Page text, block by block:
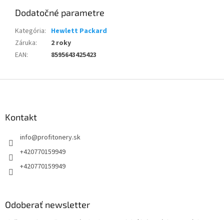
Dodatočné parametre
Kategória: Hewlett Packard
Záruka:
2 roky
EAN: 8595643425423
Kontakt
info@profitonery.sk
+420770159949
+420770159949
Odoberať newsletter